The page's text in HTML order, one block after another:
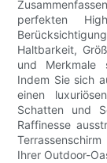
perfekten
Haltbarkeit,
und Merkmale
Indem Sie sich
einen
Schatten und
Raffinesse
Ihrer Outdoor-